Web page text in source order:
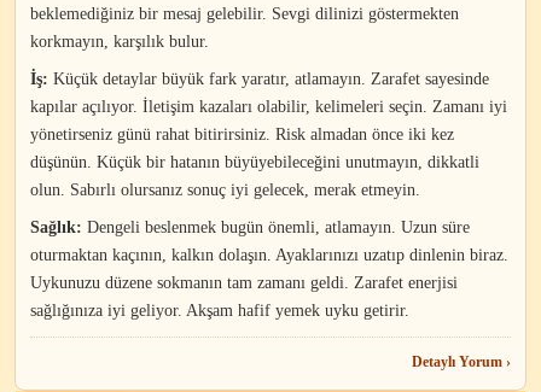
beklemediğiniz bir mesaj gelebilir. Sevgi dilinizi göstermekten
korkmayın, karşılık bulur.
İş: Küçük detaylar büyük fark yaratır, atlamayın. Zarafet sayesinde
kapılar açılıyor. İletişim kazaları olabilir, kelimeleri seçin. Zamanı iyi
yönetirseniz günü rahat bitirirsiniz. Risk almadan önce iki kez
düşünün. Küçük bir hatanın büyüyebileceğini unutmayın, dikkatli
olun. Sabırlı olursanız sonuç iyi gelecek, merak etmeyin.
Sağlık: Dengeli beslenmek bugün önemli, atlamayın. Uzun süre
oturmaktan kaçının, kalkın dolaşın. Ayaklarınızı uzatıp dinlenin biraz.
Uykunuzu düzene sokmanın tam zamanı geldi. Zarafet enerjisi
sağlığınıza iyi geliyor. Akşam hafif yemek uyku getirir.
Detaylı Yorum ›